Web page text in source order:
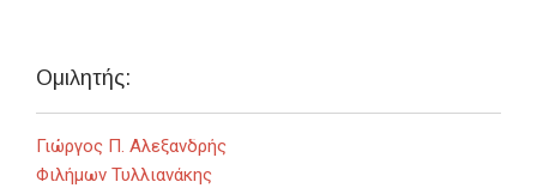
Ομιλητής:
Γιώργος Π. Αλεξανδρής
Φιλήμων Τυλλιανάκης